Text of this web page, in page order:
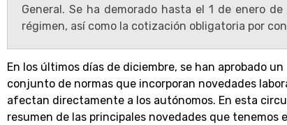
General. Se ha demorado hasta el 1 de enero
régimen, así como la cotización obligatoria por
En los últimos días de diciembre, se han aprobado un
conjunto de normas que incorporan novedades
afectan directamente a los autónomos. En esta
resumen de las principales novedades que tenemos